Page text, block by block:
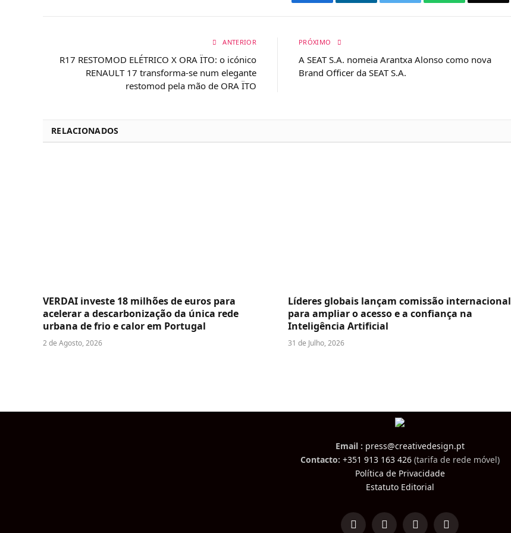
ANTERIOR
R17 RESTOMOD ELÉTRICO X ORA ÏTO: o icónico
RENAULT 17 transforma-se num elegante
restomod pela mão de ORA ÏTO
PRÓXIMO
A SEAT S.A. nomeia Arantxa Alonso como nova
Brand Officer da SEAT S.A.
RELACIONADOS
VERDAI investe 18 milhões de euros para
acelerar a descarbonização da única rede
urbana de frio e calor em Portugal
2 de Agosto, 2026
Líderes globais lançam comissão internacional
para ampliar o acesso e a confiança na
Inteligência Artificial
31 de Julho, 2026
Email : press@creativedesign.pt
Contacto: +351 913 163 426(tarifa de rede móvel)
Política de Privacidade
Estatuto Editorial
LinkedInFacebookInstagramTikTok